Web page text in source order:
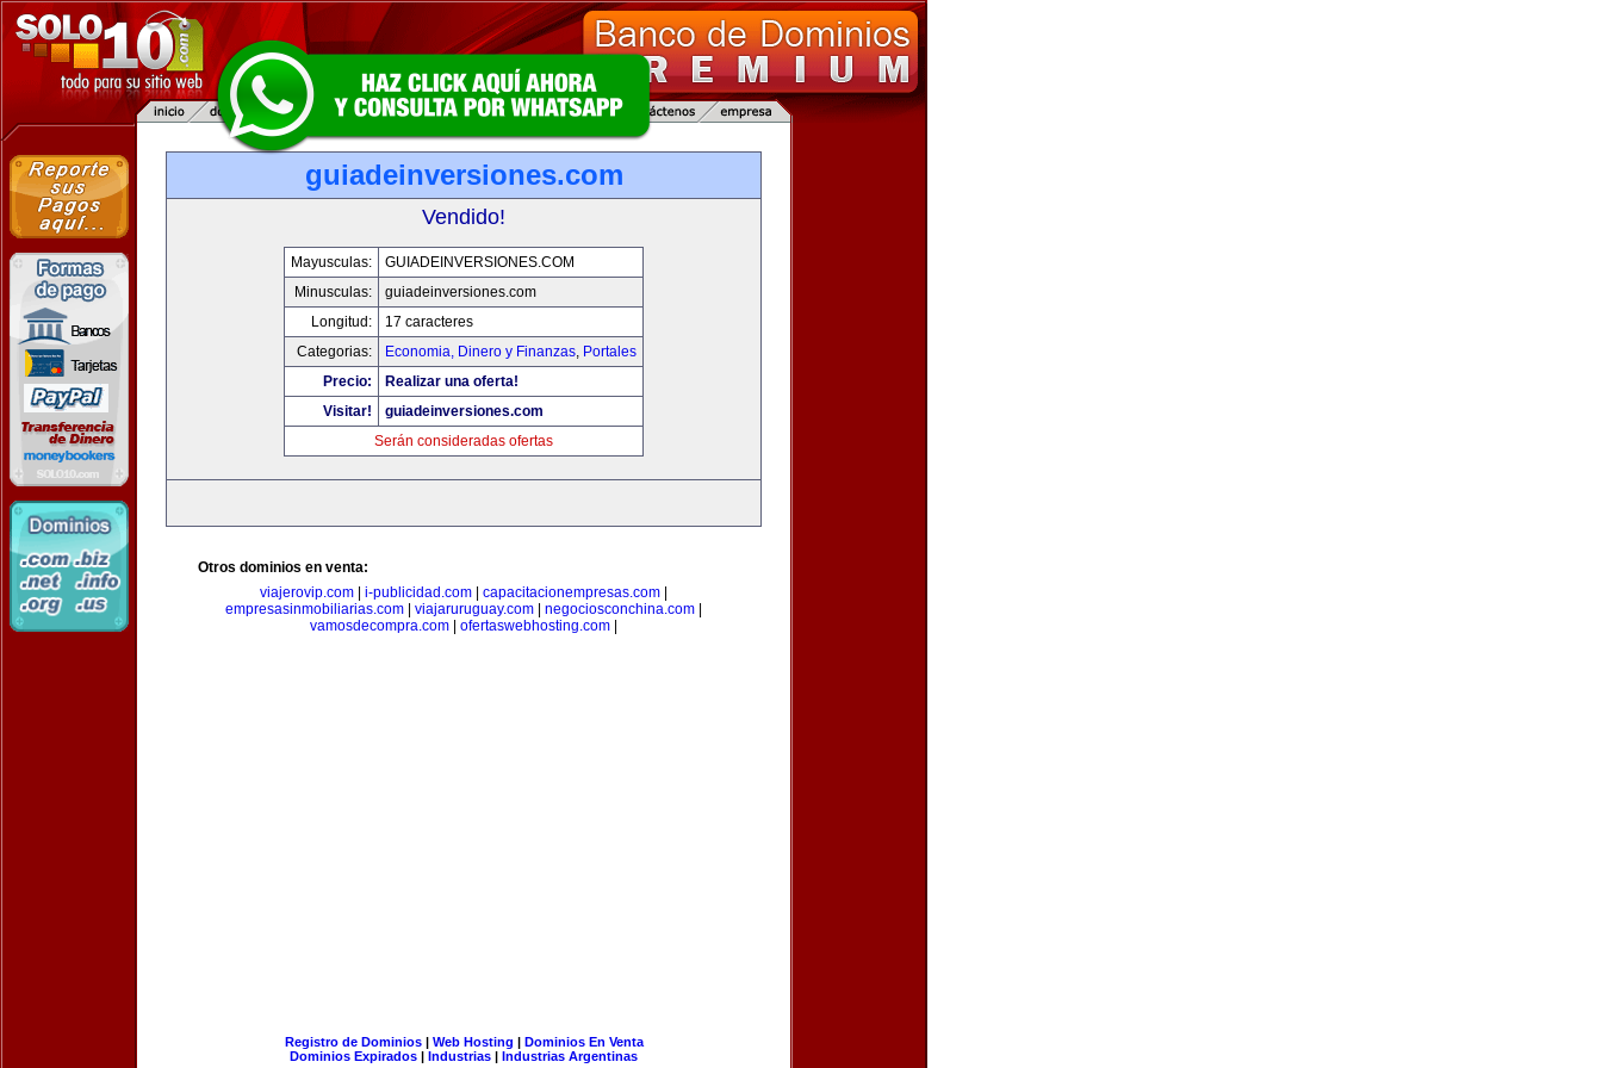
guiadeinversiones.com
Vendido!
Mayusculas:
GUIADEINVERSIONES.COM
Minusculas:
guiadeinversiones.com
Longitud:
17 caracteres
Categorias:
Economia, Dinero y Finanzas, Portales
Precio:
Realizar una oferta!
Visitar!
guiadeinversiones.com
Serán consideradas ofertas
Otros dominios en venta:
viajerovip.com
i-publicidad.com capacitacionempresas.com
empresasinmobiliarias.com
viajaruruguay.com negociosconchina.com
vamosdecompra.com
ofertaswebhosting.com
Registro de Dominios| Web Hosting | Dominios En Venta
Dominios Expirados | Industrias | Industrias Argentinas